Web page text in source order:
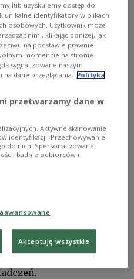
jest przez
w Australii,
i koncentruje się na
budowaniu aktywnej
podkreśla Dorota
przede wszystkim
aktywności i rozwijania
części Australii.
potrzebę
platformy, która
na regularne
lub uzyskujemy dostęp do
unikalne identyfikatory w plikach
osobowych. Użytkownik może
nimi, klikając poniżej, jak
na podstawie prawnie
momencie na stronie
sygnalizowane naszym
na dane przeglądania. Polityka
przetwarzamy dane w
Aktywne skanowanie
identyfikacji. Przechowywanie
do nich. Spersonalizowane
badnie odbiorców i
Akceptuję wszystkie